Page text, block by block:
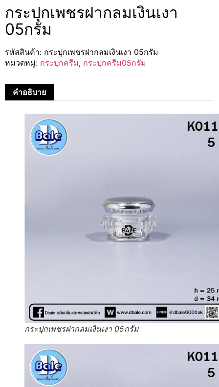
กระปุกเพชรฝากลมเงินเงา
05กรัม
รหัสสินค้า: กระปุกเพชรฝากลมเงินเงา 05กรัม
หมวดหมู่: กระปุกครีม, กระปุกครีม05กรัม
คำอธิบาย
กระปุกเพชรฝากลมเงินเงา 05กรัม